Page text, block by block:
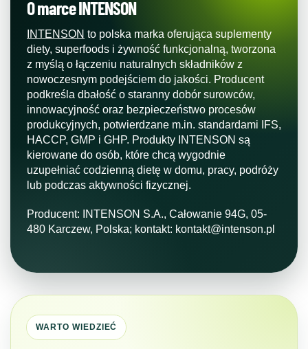
O marce INTENSON
INTENSON to polska marka oferująca suplementy
diety, superfoods i żywność funkcjonalną, tworzona
z myślą o łączeniu naturalnych składników z
nowoczesnym podejściem do jakości. Producent
podkreśla dbałość o staranny dobór surowców,
innowacyjność oraz bezpieczeństwo procesów
produkcyjnych, potwierdzane m.in. standardami IFS,
HACCP, GMP i GHP. Produkty INTENSON są
kierowane do osób, które chcą wygodnie
uzupełniać codzienną dietę w domu, pracy, podróży
lub podczas aktywności fizycznej.
Producent: INTENSON S.A., Całowanie 94G, 05-
480 Karczew, Polska; kontakt: kontakt@intenson.pl
WARTO WIEDZIEĆ